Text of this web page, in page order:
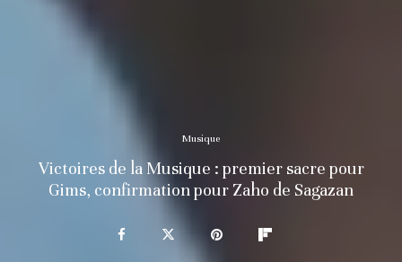
Musique
Victoires de la Musique : premier sacre pour
Gims, confirmation pour Zaho de Sagazan